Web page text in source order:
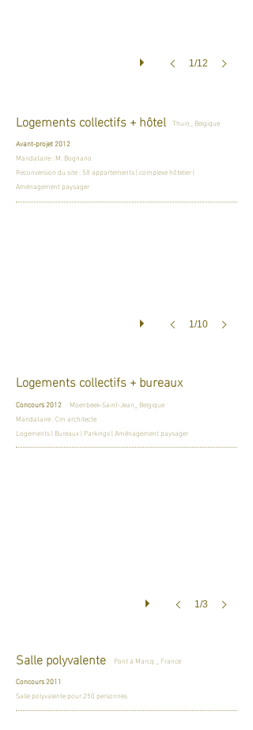
1/12
Logements collectifs + hôtel Thuin_ Belgique
Avant-projet 2012
Mandataire : M. Bognano
Reconversion du site : 58 appartements | complexe hôtelier |
Aménagement paysager
1/10
Logements collectifs + bureaux
Moenbeek-Saint-Jean_ Belgique
Concours 2012
Mandataire : Cm architecte
Logements | Bureaux | Parkings | Aménagement paysager
1/3
Salle polyvalente
Pont à Marcq _ France
Concours 2011
Salle polyvalente pour 250 personnes